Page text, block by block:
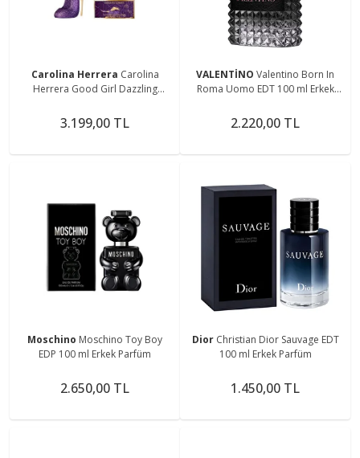
Carolina Herrera Carolina
Herrera Good Girl Dazzling
3.199,00 TL
VALENTİNO Valentino Born In
Roma Uomo EDT 100 ml Erkek
2.220,00 TL
Moschino Moschino Toy Boy
EDP 100 ml Erkek Parfüm
2.650,00 TL
Dior Christian Dior Sauvage EDT
100 ml Erkek Parfüm
1.450,00 TL